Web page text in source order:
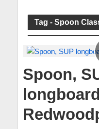
Tag - Spoon
Spoon,